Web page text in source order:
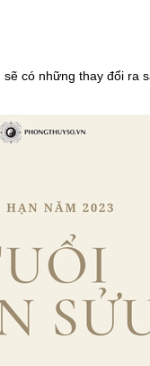
có những thay đổi ra